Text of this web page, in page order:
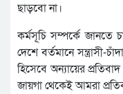
ছাড়বো না।
কর্মসূচি সম্পর্কে
দেশে বর্তমানে সন্ত্রাসী-
হিসেবে অন্যায়ের
জায়গা থেকেই আমরা